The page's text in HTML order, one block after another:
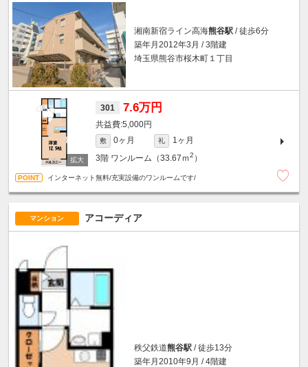
湘南新宿ライン高海熊谷駅 / 徒歩6分
築年月2012年3月 / 3階建
埼玉県熊谷市桜木町１丁目
301 7.6万円
5,000円
敷 0ヶ月 礼
1ヶ月
3階 ワンルーム（33.67ｍ2 ）
インターネット無料/充実設備のワンルームです/
マンション アコーディア
秩父鉄道熊谷駅 / 徒歩13分
築年月2010年9月 / 4階建